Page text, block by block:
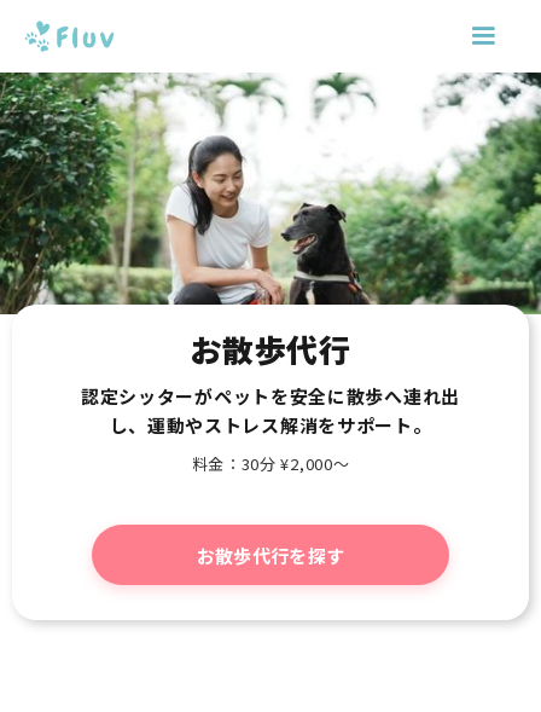
お散歩代行を探す
お散歩代行
認定シッターがペットを安全に散歩へ連れ出
し、運動やストレス解消をサポート。
料金：30分 ¥2,000〜